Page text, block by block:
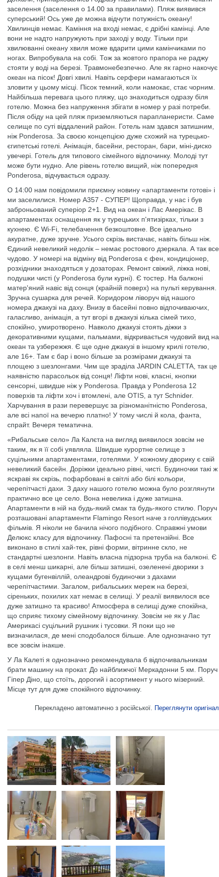
заселення (заселення о 14.00 за правилами). Пляж виявився
суперський! Ось уже де можна відчути потужність океану!
Хвилинців немає. Каміння на вході немає, є дрібні камінці. Але
вони не надто напружують при заході у воду. Тільки при
хвилюванні океану хвиля може вдарити цими камінчиками по
ногах. Випробувала на собі. Тож за жовтого прапора не раджу
стояти у воді на березі. Травмонебезпечно. Але як гарно накочує
океан на пісок! Довгі хвилі. Навіть серфери намагаються їх
зловити у цьому місці. Пісок темний, коли намокає, стає чорним.
Найбільша перевага цього пляжу, що знаходиться одразу біля
готелю. Можна без напруження збігати в номер у разі потреби.
Після обіду на цей пляж приземляються парапланеристи. Саме
селище по суті віддалений район. Готель нам здався затишним,
ніж Ponderosa. За своєю концепцією дуже схожий на турецько-
єгипетські готелі. Анімація, басейни, ресторан, бари, міні-диско
увечері. Готель для типового сімейного відпочинку. Молоді тут
може бути нудно. Але рівень готелю вищий, ніж попередня
Ponderosa, відчувається одразу.
О 14:00 нам повідомили приємну новину «апартаменти готові» і
ми заселилися. Номер А357 - СУПЕР! Щоправда, у нас і був
заброньований суперіор 2+1. Вид на океан і Лас Амерікас. В
апартаментах оснащення як у турецьких п'ятизірках, тільки з
кухнею. Є Wi-Fi, телебачення безкоштовне. Все ідеально
акуратне, дуже зручне. Усього скрізь вистачає, навіть більш ніж.
Єдиний невеликий недолік – немає ростового дзеркала. А так все
чудово. У номері на відміну від Ponderosa є фен, кондиціонер,
розхідники знаходяться у дозаторах. Ремонт свіжий, ліжка нові,
подушки чисті (у Ponderosa були курні). Є тостер. На балконі
матер'яний навіс від сонця (крайній поверх) на пульті керування.
Зручна сушарка для речей. Коридором ліворуч від нашого
номера джакузі на даху. Внизу в басейні повно відпочиваючих,
галасливо, анімація, а тут вгорі в джакузі кілька сімей тихо,
спокійно, умиротворено. Навколо джакузі стоять діжки з
декоративними кущами, пальмами, відкривається чудовий вид на
океан та узбережжя. Є ще одне джакузі в іншому крилі готелю,
але 16+. Там є бар і воно більше за розмірами джакузі та
площею з шезлонгами. Чим ще зраділа JARDIN CALETTA, так це
наявністю парасольок від сонця! Ліфти нові, класні, кнопки
сенсорні, швидше ніж у Ponderosa. Правда у Ponderosa 12
поверхів та ліфти хоч і втомлені, але OTIS, а тут Schnider.
Харчування в рази перевершує за різноманітністю Ponderosa,
але всі напої на вечерю платно! У тому числі й кола, фанта,
спрайт. Вечеря тематична.
«Рибальське село» Ла Калєта на вигляд виявилося зовсім не
таким, як я її собі уявляла. Швидше курортне селище з
суцільними апартаментами, готелями. У кожному дворику є свій
невеликий басейн. Доріжки ідеально рівні, чисті. Будиночки такі ж
яскраві як скрізь, пофарбовані в світлі або білі кольори,
черепітчасті дахи. З даху нашого готелю можна було розглянути
практично все це село. Вона невелика і дуже затишна.
Апартаменти в ній на будь-який смак та будь-якого стилю. Поруч
розташовані апартаменти Flamingo Resort наче з голлівудських
фільмів. Я ніколи не бачила нічого подібного. Справжні умови
Делюкс класу для відпочинку. Пафосні та претензійні. Все
виконано в стилі хай-тек, рівні форми, вітринне скло, не
стандартні шезлонги. Навіть власна підзорна труба на балконі. Є
в селі менш шикарні, але більш затишні, озеленені дворики з
кущами бугенвіллій, олеандрові будиночки з дахами
черепітчастими. Загалом, рибальських мереж на березі,
сіреньких, похилих хат немає в селищі. У реалії виявилося все
дуже затишно та красиво! Атмосфера в селищі дуже спокійна,
що сприяє тихому сімейному відпочинку. Зовсім не як у Лас
Америкасі суцільний рушник і тусовки. Я поки що не
визначилася, де мені сподобалося більше. Але однозначно тут
все зовсім інакше.
У Ла Калеті я однозначно рекомендувала б відпочивальникам
брати машину на прокат. До найближчої Меркадонни 5 км. Поруч
Гіпер Діно, що стоїть, дорогий і асортимент у нього мізерний.
Місце тут для дуже спокійного відпочинку.
Перекладено автоматично з російської. Переглянути оригінал